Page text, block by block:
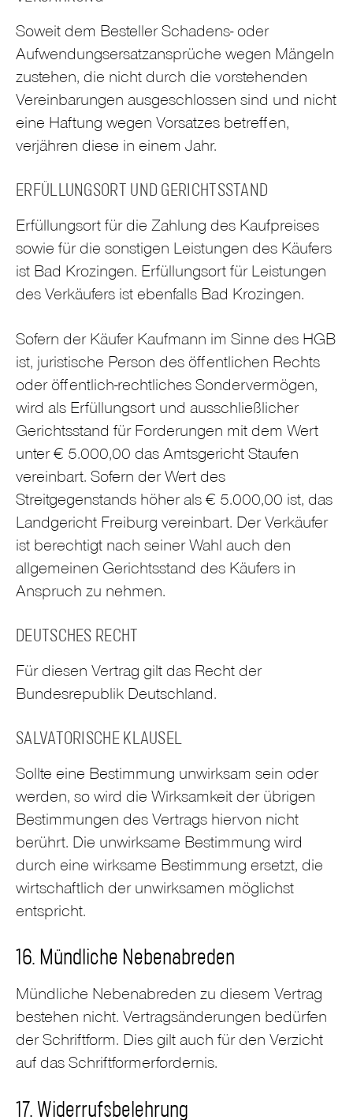
Soweit dem Besteller Schadens- oder
Aufwendungsersatzansprüche wegen Mängeln
zustehen, die nicht durch die vorstehenden
Vereinbarungen ausgeschlossen sind und nicht
eine Haftung wegen Vorsatzes betreffen,
verjähren diese in einem Jahr.
ERFÜLLUNGSORT UND GERICHTSSTAND
Erfüllungsort für die Zahlung des Kaufpreises
sowie für die sonstigen Leistungen des Käufers
ist Bad Krozingen. Erfüllungsort für Leistungen
des Verkäufers ist ebenfalls Bad Krozingen.
Sofern der Käufer Kaufmann im Sinne des HGB
ist, juristische Person des öffentlichen Rechts
oder öffentlich-rechtliches Sondervermögen,
wird als Erfüllungsort und ausschließlicher
Gerichtsstand für Forderungen mit dem Wert
unter € 5.000,00 das Amtsgericht Staufen
vereinbart. Sofern der Wert des
Streitgegenstands höher als € 5.000,00 ist, das
Landgericht Freiburg vereinbart. Der Verkäufer
ist berechtigt nach seiner Wahl auch den
allgemeinen Gerichtsstand des Käufers in
Anspruch zu nehmen.
DEUTSCHES RECHT
Für diesen Vertrag gilt das Recht der
Bundesrepublik Deutschland.
SALVATORISCHE KLAUSEL
Sollte eine Bestimmung unwirksam sein oder
werden, so wird die Wirksamkeit der übrigen
Bestimmungen des Vertrags hiervon nicht
berührt. Die unwirksame Bestimmung wird
durch eine wirksame Bestimmung ersetzt, die
wirtschaftlich der unwirksamen möglichst
entspricht.
16. Mündliche Nebenabreden
Mündliche Nebenabreden zu diesem Vertrag
bestehen nicht. Vertragsänderungen bedürfen
der Schriftform. Dies gilt auch für den Verzicht
auf das Schriftformerfordernis.
17. Widerrufsbelehrung